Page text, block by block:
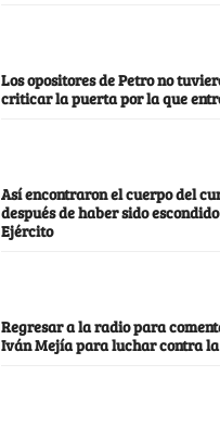
Los opositores de Petro no
criticar la puerta por la que
Así encontraron el cuerpo del
después de haber sido
Ejército
Regresar a la radio para
Iván Mejía para luchar contra